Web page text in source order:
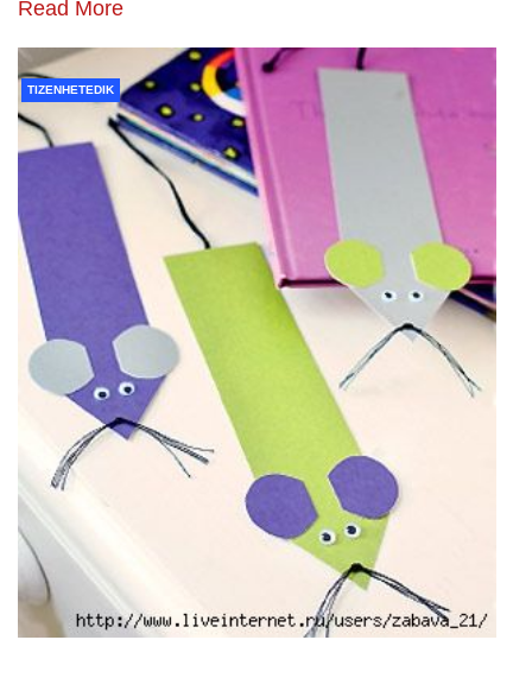
Read More
TIZENHETEDIK